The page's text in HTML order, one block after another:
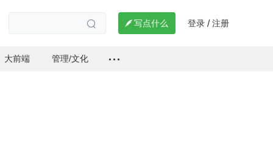
  写点什么 登录 / 注册
大前端 管理/文化